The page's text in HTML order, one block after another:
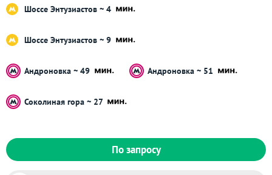
Шоссе Энтузиастов ~ 4
Шоссе Энтузиастов ~ 9
Андроновка ~ 49 Андроновка ~ 51
Соколиная гора ~ 27
По запросу